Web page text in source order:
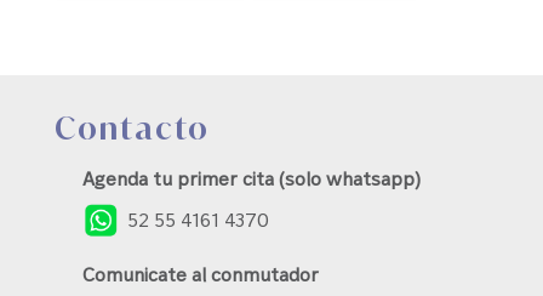
Contacto
Agenda tu primer cita (solo whatsapp)
52 55 4161 4370
Comunicate al conmutador